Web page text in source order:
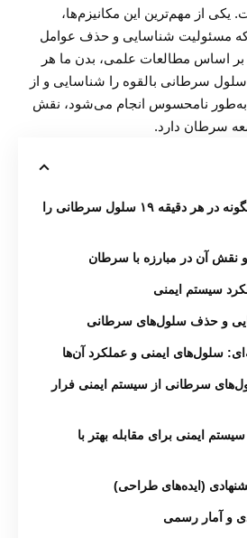
یکی از مهم‌ترین این مکانیزم‌ها،
مسئولیت شناسایی و حذف عوامل
بر اساس مطالعات علمی، بدن ما هر
دقیقه به‌طور متوسط ۱۹ سلول سرطانی بالقوه را شناسایی و از
به‌طور نامحسوس انجام می‌شود، نقش
سرطان دارد.
سیستم ایمنی بدن چگونه در هر دقیقه ۱۹ سلول سرطانی را
نقش آن در مبارزه با سرطان
سیستم ایمنی
و حذف سلول‌های سرطانی
سلول‌های ایمنی و عملکرد آن‌ها
سرطانی از سیستم ایمنی فرار
ایمنی برای مقابله بهتر با
(ایده‌های طراحی)
و آمار رسمی